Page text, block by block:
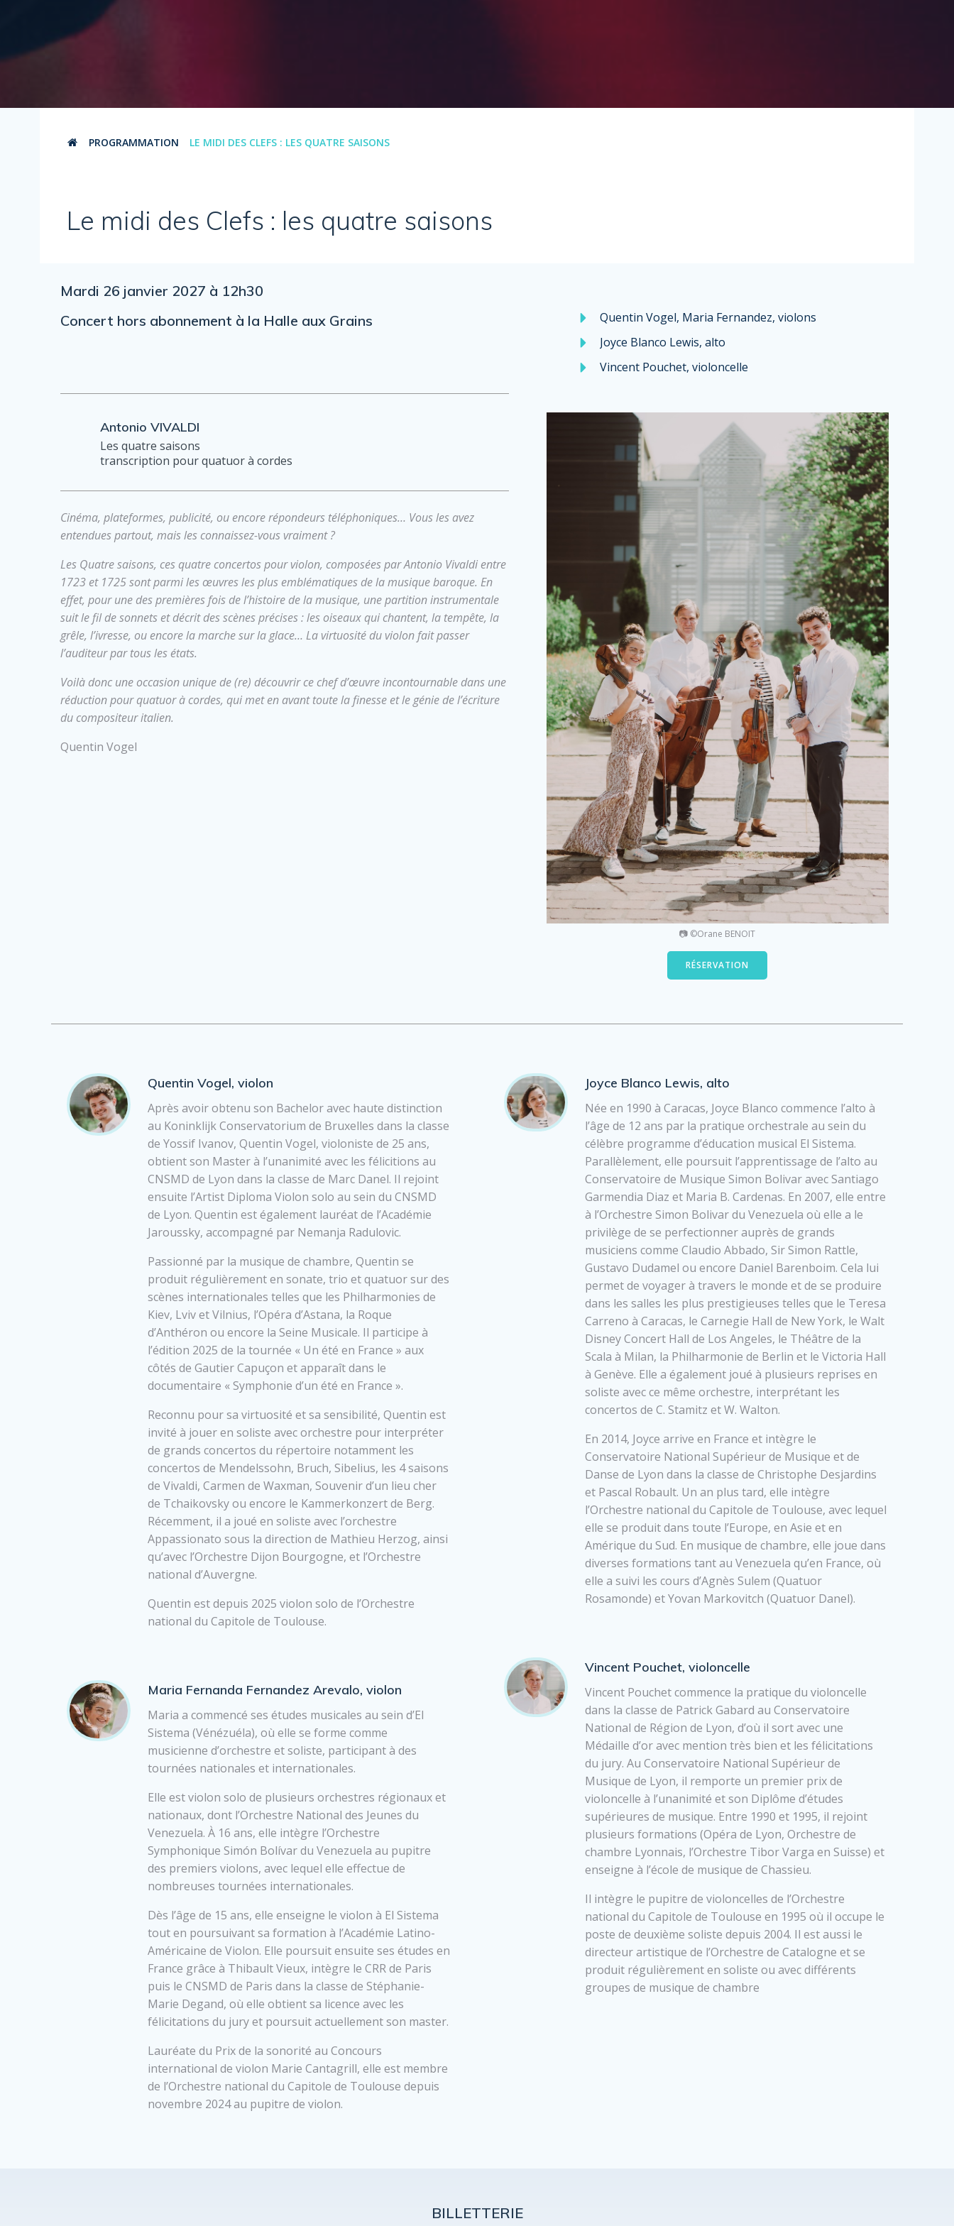
PROGRAMMATION LE MIDI DES CLEFS : LES QUATRE SAISONS
Le midi des Clefs : les quatre saisons
Mardi 26 janvier 2027 à 12h30
Concert hors abonnement à la Halle aux Grains
Antonio VIVALDI
Les quatre saisons
transcription pour quatuor à cordes
Cinéma, plateformes, publicité, ou encore répondeurs téléphoniques… Vous les avez
entendues partout, mais les connaissez-vous vraiment ?
Les Quatre saisons, ces quatre concertos pour violon, composées par Antonio Vivaldi entre
1723 et 1725 sont parmi les œuvres les plus emblématiques de la musique baroque. En
effet, pour une des premières fois de l’histoire de la musique, une partition instrumentale
suit le fil de sonnets et décrit des scènes précises : les oiseaux qui chantent, la tempête, la
grêle, l’ivresse, ou encore la marche sur la glace… La virtuosité du violon fait passer
l’auditeur par tous les états.
Voilà donc une occasion unique de (re) découvrir ce chef d’œuvre incontournable dans une
réduction pour quatuor à cordes, qui met en avant toute la finesse et le génie de l’écriture
du compositeur italien.
Quentin Vogel
Quentin Vogel, Maria Fernandez, violons
Joyce Blanco Lewis, alto
Vincent Pouchet, violoncelle
📷 ©Orane BENOIT
RÉSERVATION
Quentin Vogel, violon
Après avoir obtenu son Bachelor avec haute distinction
au Koninklijk Conservatorium de Bruxelles dans la classe
de Yossif Ivanov, Quentin Vogel, violoniste de 25 ans,
obtient son Master à l’unanimité avec les félicitions au
CNSMD de Lyon dans la classe de Marc Danel. Il rejoint
ensuite l’Artist Diploma Violon solo au sein du CNSMD
de Lyon. Quentin est également lauréat de l’Académie
Jaroussky, accompagné par Nemanja Radulovic.
Passionné par la musique de chambre, Quentin se
produit régulièrement en sonate, trio et quatuor sur des
scènes internationales telles que les Philharmonies de
Kiev, Lviv et Vilnius, l’Opéra d’Astana, la Roque
d’Anthéron ou encore la Seine Musicale. Il participe à
l’édition 2025 de la tournée « Un été en France » aux
côtés de Gautier Capuçon et apparaît dans le
documentaire « Symphonie d’un été en France ».
Reconnu pour sa virtuosité et sa sensibilité, Quentin est
invité à jouer en soliste avec orchestre pour interpréter
de grands concertos du répertoire notamment les
concertos de Mendelssohn, Bruch, Sibelius, les 4 saisons
de Vivaldi, Carmen de Waxman, Souvenir d’un lieu cher
de Tchaikovsky ou encore le Kammerkonzert de Berg.
Récemment, il a joué en soliste avec l’orchestre
Appassionato sous la direction de Mathieu Herzog, ainsi
qu’avec l’Orchestre Dijon Bourgogne, et l’Orchestre
national d’Auvergne.
Quentin est depuis 2025 violon solo de l’Orchestre
national du Capitole de Toulouse.
Maria Fernanda Fernandez Arevalo, violon
Maria a commencé ses études musicales au sein d’El
Sistema (Vénézuéla), où elle se forme comme
musicienne d’orchestre et soliste, participant à des
tournées nationales et internationales.
Elle est violon solo de plusieurs orchestres régionaux et
nationaux, dont l’Orchestre National des Jeunes du
Venezuela. À 16 ans, elle intègre l’Orchestre
Symphonique Simón Bolívar du Venezuela au pupitre
des premiers violons, avec lequel elle effectue de
nombreuses tournées internationales.
Dès l’âge de 15 ans, elle enseigne le violon à El Sistema
tout en poursuivant sa formation à l’Académie Latino-
Américaine de Violon. Elle poursuit ensuite ses études en
France grâce à Thibault Vieux, intègre le CRR de Paris
puis le CNSMD de Paris dans la classe de Stéphanie-
Marie Degand, où elle obtient sa licence avec les
félicitations du jury et poursuit actuellement son master.
Lauréate du Prix de la sonorité au Concours
international de violon Marie Cantagrill, elle est membre
de l’Orchestre national du Capitole de Toulouse depuis
novembre 2024 au pupitre de violon.
Joyce Blanco Lewis, alto
Née en 1990 à Caracas, Joyce Blanco commence l’alto à
l’âge de 12 ans par la pratique orchestrale au sein du
célèbre programme d’éducation musical El Sistema.
Parallèlement, elle poursuit l’apprentissage de l’alto au
Conservatoire de Musique Simon Bolivar avec Santiago
Garmendia Diaz et Maria B. Cardenas. En 2007, elle entre
à l’Orchestre Simon Bolivar du Venezuela où elle a le
privilège de se perfectionner auprès de grands
musiciens comme Claudio Abbado, Sir Simon Rattle,
Gustavo Dudamel ou encore Daniel Barenboim. Cela lui
permet de voyager à travers le monde et de se produire
dans les salles les plus prestigieuses telles que le Teresa
Carreno à Caracas, le Carnegie Hall de New York, le Walt
Disney Concert Hall de Los Angeles, le Théâtre de la
Scala à Milan, la Philharmonie de Berlin et le Victoria Hall
à Genève. Elle a également joué à plusieurs reprises en
soliste avec ce même orchestre, interprétant les
concertos de C. Stamitz et W. Walton.
En 2014, Joyce arrive en France et intègre le
Conservatoire National Supérieur de Musique et de
Danse de Lyon dans la classe de Christophe Desjardins
et Pascal Robault. Un an plus tard, elle intègre
l’Orchestre national du Capitole de Toulouse, avec lequel
elle se produit dans toute l’Europe, en Asie et en
Amérique du Sud. En musique de chambre, elle joue dans
diverses formations tant au Venezuela qu’en France, où
elle a suivi les cours d’Agnès Sulem (Quatuor
Rosamonde) et Yovan Markovitch (Quatuor Danel).
Vincent Pouchet, violoncelle
Vincent Pouchet commence la pratique du violoncelle
dans la classe de Patrick Gabard au Conservatoire
National de Région de Lyon, d’où il sort avec une
Médaille d’or avec mention très bien et les félicitations
du jury. Au Conservatoire National Supérieur de
Musique de Lyon, il remporte un premier prix de
violoncelle à l’unanimité et son Diplôme d’études
supérieures de musique. Entre 1990 et 1995, il rejoint
plusieurs formations (Opéra de Lyon, Orchestre de
chambre Lyonnais, l’Orchestre Tibor Varga en Suisse) et
enseigne à l’école de musique de Chassieu.
Il intègre le pupitre de violoncelles de l’Orchestre
national du Capitole de Toulouse en 1995 où il occupe le
poste de deuxième soliste depuis 2004. Il est aussi le
directeur artistique de l’Orchestre de Catalogne et se
produit régulièrement en soliste ou avec différents
groupes de musique de chambre
BILLETTERIE